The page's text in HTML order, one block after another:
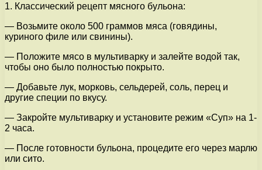
1. Классический рецепт мясного бульона:
— Возьмите около 500 граммов мяса (говядины,
куриного филе или свинины).
— Положите мясо в мультиварку и залейте водой так,
чтобы оно было полностью покрыто.
— Добавьте лук, морковь, сельдерей, соль, перец и
другие специи по вкусу.
— Закройте мультиварку и установите режим «Суп» на 1-
2 часа.
— После готовности бульона, процедите его через марлю
или сито.